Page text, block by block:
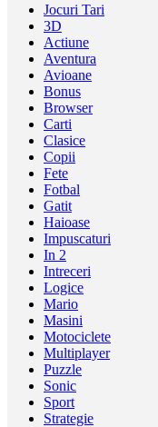
Jocuri Tari
3D
Actiune
Aventura
Avioane
Bonus
Browser
Carti
Clasice
Copii
Fete
Fotbal
Gatit
Haioase
Impuscaturi
In 2
Intreceri
Logice
Mario
Masini
Motociclete
Multiplayer
Puzzle
Sonic
Sport
Strategie